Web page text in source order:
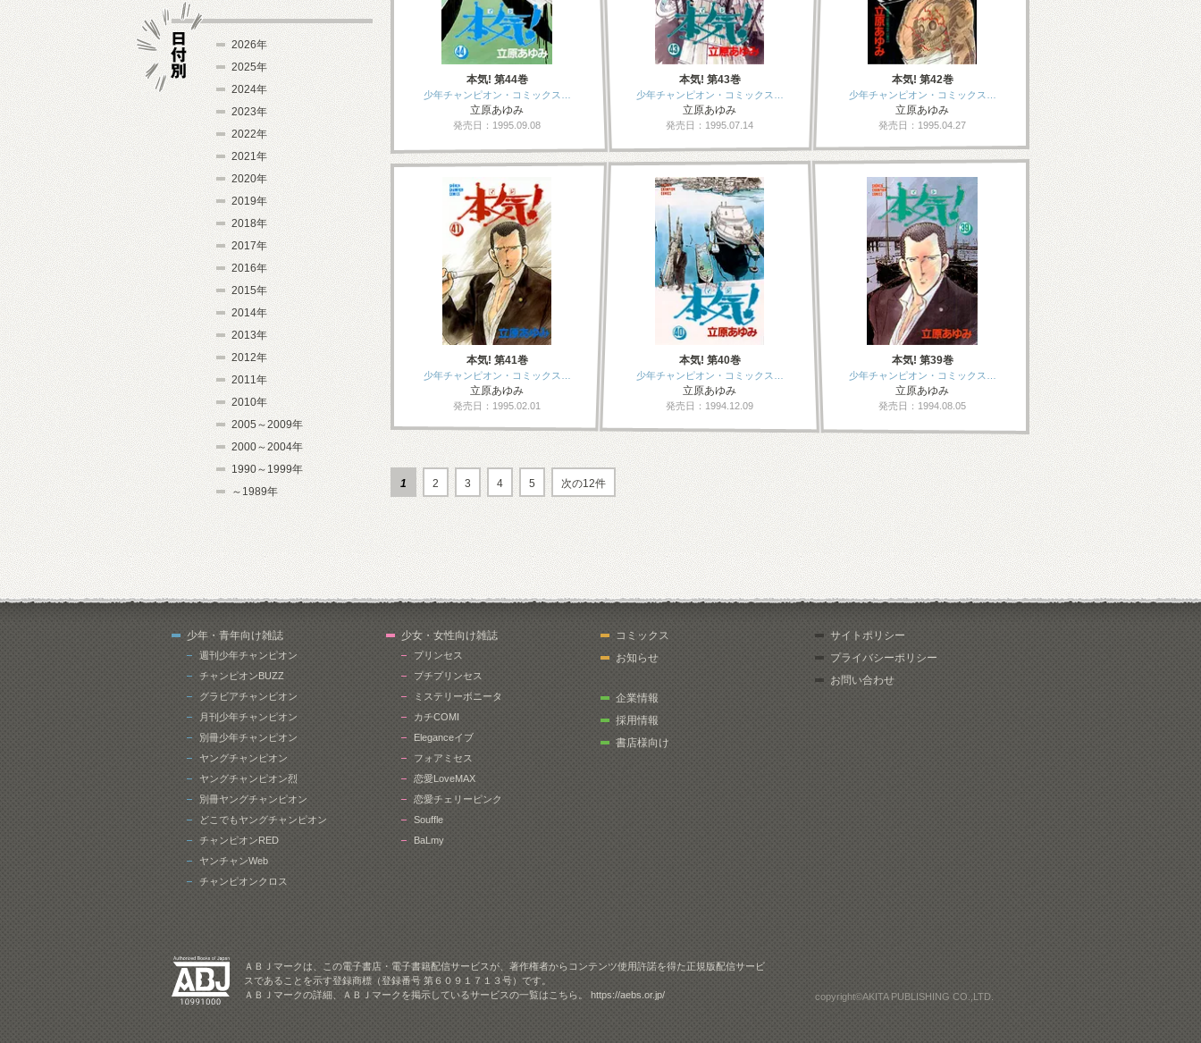
本気! 第44巻
少年チャンピオン・コミックス…
立原あゆみ
発売日：1995.09.08
本気! 第43巻
少年チャンピオン・コミックス…
立原あゆみ
発売日：1995.07.14
本気! 第42巻
少年チャンピオン・コミックス…
立原あゆみ
発売日：1995.04.27
本気! 第41巻
少年チャンピオン・コミックス…
立原あゆみ
発売日：1995.02.01
本気! 第40巻
少年チャンピオン・コミックス…
立原あゆみ
発売日：1994.12.09
本気! 第39巻
少年チャンピオン・コミックス…
立原あゆみ
発売日：1994.08.05
1 2 3 4 5 次の12件
日付別
2026年
2025年
2024年
2023年
2022年
2021年
2020年
2019年
2018年
2017年
2016年
2015年
2014年
2013年
2012年
2011年
2010年
2005～2009年
2000～2004年
1990～1999年
～1989年
少年・青年向け雑誌
週刊少年チャンピオン
チャンピオンBUZZ
グラビアチャンピオン
月刊少年チャンピオン
別冊少年チャンピオン
ヤングチャンピオン
ヤングチャンピオン烈
別冊ヤングチャンピオン
どこでもヤングチャンピオン
チャンピオンRED
ヤンチャンWeb
チャンピオンクロス
少女・女性向け雑誌
プリンセス
プチプリンセス
ミステリーボニータ
カチCOMI
Eleganceイブ
フォアミセス
恋愛LoveMAX
恋愛チェリーピンク
Souffle
BaLmy
コミックス
お知らせ
企業情報
採用情報
書店様向け
サイトポリシー
プライバシーポリシー
お問い合わせ
ＡＢＪマークは、この電子書店・電子書籍配信サービスが、著作権者からコンテンツ使用許諾を得た正規版配信サービ
スであることを示す登録商標（登録番号 第６０９１７１３号）です。
ＡＢＪマークの詳細、ＡＢＪマークを掲示しているサービスの一覧はこちら。https://aebs.or.jp/ copyright©AKITA PUBLISHING CO.,LTD.